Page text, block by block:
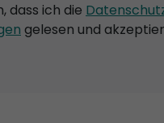
dass ich die
gelesen und